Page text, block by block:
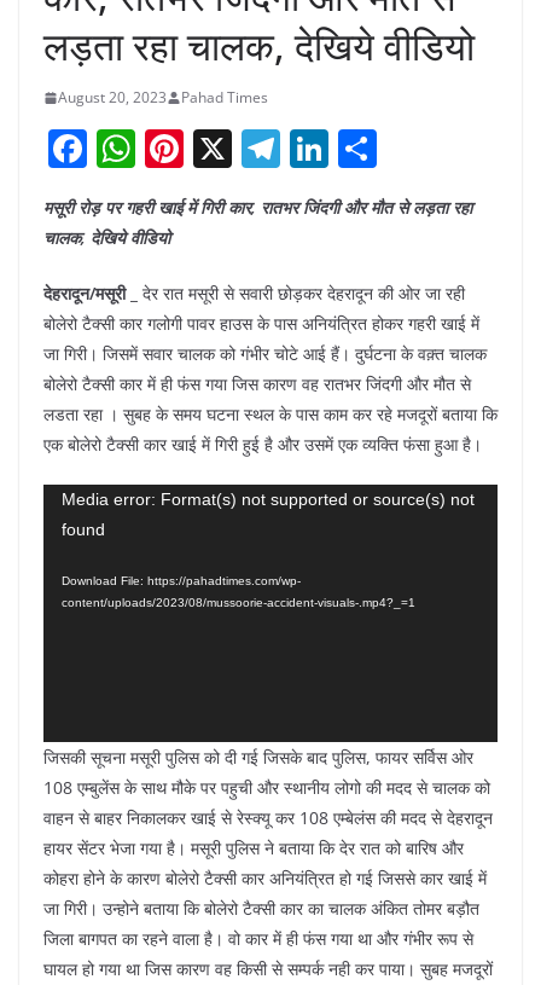
लड़ता रहा चालक, देखिये वीडियो
August 20, 2023 Pahad Times
F
a
c
b
o
o
k
W
h
at
A
p
p
Pi
nt
er
st
X T
el
e
a
m
Li
n
k
dI
n
h
ar
मसूरी रोड़ पर गहरी खाई में गिरी कार, रातभर जिंदगी और मौत से लड़ता रहा
चालक, देखिये वीडियो
देहरादून/मसूरी _
देर रात मसूरी से सवारी छोड़कर देहरादून की ओर जा रही
बोलेरो टैक्सी कार गलोगी पावर हाउस के पास अनियंत्रित होकर गहरी खाई में
जा गिरी। जिसमें सवार चालक को गंभीर चोटे आई हैं। दुर्घटना के वक़्त चालक
बोलेरो टैक्सी कार में ही फंस गया जिस कारण वह रातभर जिंदगी और मौत से
लडता रहा । सुबह के समय घटना स्थल के पास काम कर रहे मजदूरों बताया कि
एक बोलेरो टैक्सी कार खाई में गिरी हुई है और उसमें एक व्यक्ति फंसा हुआ है।
Video
Player
Media error: Format(s) not supported or source(s) not
found
Download File: https://pahadtimes.com/wp-
content/uploads/2023/08/mussoorie-accident-visuals-.mp4?_=1
जिसकी सूचना मसूरी पुलिस को दी गई जिसके बाद पुलिस, फायर सर्विस ओर
108 एम्बुलेंस के साथ मौके पर पहुची और स्थानीय लोगो की मदद से चालक को
वाहन से बाहर निकालकर खाई से रेस्क्यू कर 108 एम्बेलंस की मदद से देहरादून
हायर सेंटर भेजा गया है। मसूरी पुलिस ने बताया कि देर रात को बारिष और
कोहरा होने के कारण बोलेरो टैक्सी कार अनियंत्रित हो गई जिससे कार खाई में
जा गिरी। उन्होने बताया कि बोलेरो टैक्सी कार का चालक अंकित तोमर बड़ौत
जिला बागपत का रहने वाला है। वो कार में ही फंस गया था और गंभीर रूप से
घायल हो गया था जिस कारण वह किसी से सम्पर्क नही कर पाया। सुबह मजदूरों